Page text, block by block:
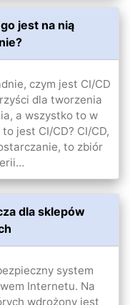
jest na nią
czym jest CI/CD
dla tworzenia
a wszystko to w
jest CI/CD? CI/CD,
to zbiór
dla sklepów
system
Internetu. Na
wdrożony jest